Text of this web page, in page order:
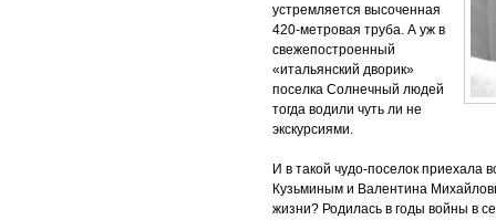
устремляется высоченная
420-метровая труба. А уж в
свежепостроенный
«итальянский дворик»
поселка Солнечный людей
тогда водили чуть ли не
экскурсиями.
И в такой чудо-поселок приехала
Кузьминым и Валентина
жизни? Родилась в годы войны в